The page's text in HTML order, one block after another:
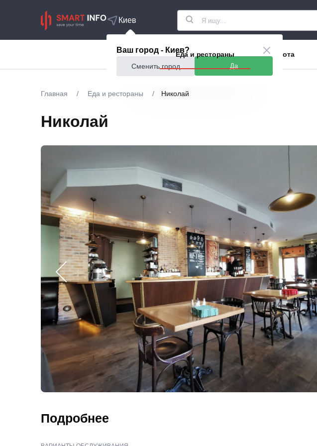
Киев
Ваш город - Киев?
Сменить город Да
Акции Еда и рестораны Красота
Главная / Еда и рестораны / Николай
Николай
Подробнее